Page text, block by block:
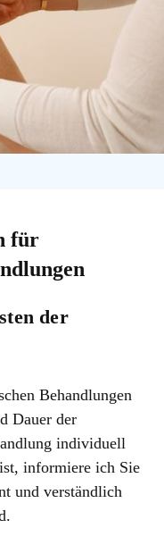
für
der
Behandlungen
Dauer der
individuell
informiere ich Sie
und verständlich